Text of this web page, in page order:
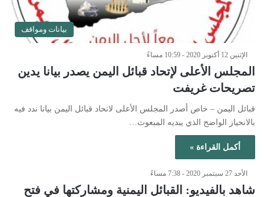
بيانات ومواقف
الإثنين 12 أكتوبر 2020 - 10:59 مساءً
المجلس الأعلى لإتحاد قبائل اليمن يصدر بيانا يدين
تصريحات غريفت
قبائل اليمن – خاص أصدر المجلس الأعلى لاتحاد قبائل اليمن بيانا ندد فيه
بالانحياز الواضح الذي يبديه المبعوث…
أكمل القراءة »
الأحد 27 سبتمبر 2020 - 7:38 مساءً
شاهد بالفيديو: القبائل اليمنية ومشاركتها في فتح